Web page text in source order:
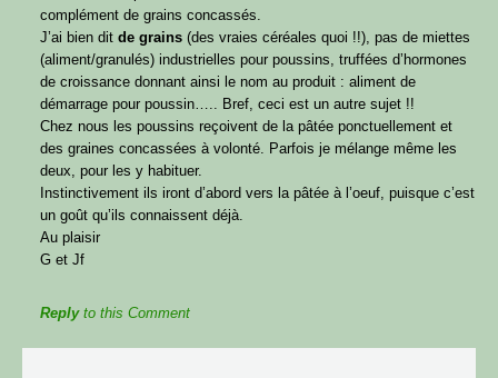
complément de grains concassés.
J’ai bien dit de grains (des vraies céréales quoi !!), pas de miettes
(aliment/granulés) industrielles pour poussins, truffées d’hormones
de croissance donnant ainsi le nom au produit : aliment de
démarrage pour poussin….. Bref, ceci est un autre sujet !!
Chez nous les poussins reçoivent de la pâtée ponctuellement et
des graines concassées à volonté. Parfois je mélange même les
deux, pour les y habituer.
Instinctivement ils iront d’abord vers la pâtée à l’oeuf, puisque c’est
un goût qu’ils connaissent déjà.
Au plaisir
G et Jf
Replyto this Comment